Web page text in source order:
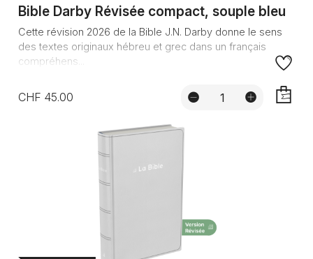
Bible Darby Révisée compact, souple bleu
Cette révision 2026 de la Bible J.N. Darby donne le sens
des textes originaux hébreu et grec dans un français
compréhens...
CHF 45.00